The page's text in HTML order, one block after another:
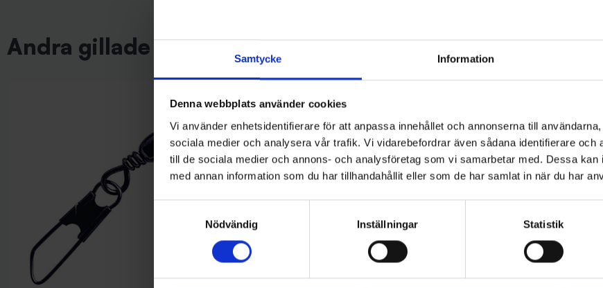
Samtycke Information
Denna webbplats använder cookies
Vi använder enhetsidentifierare för att anpassa innehållet och annonserna till
sociala medier och analysera vår trafik. Vi vidarebefordrar även sådana identifierare och
till de sociala medier och annons- och analysföretag som vi samarbetar med. Dessa
med annan information som du har tillhandahållit eller som de har samlat in när du har
Nödvändig
Inställningar Statistik
Andra gillade även